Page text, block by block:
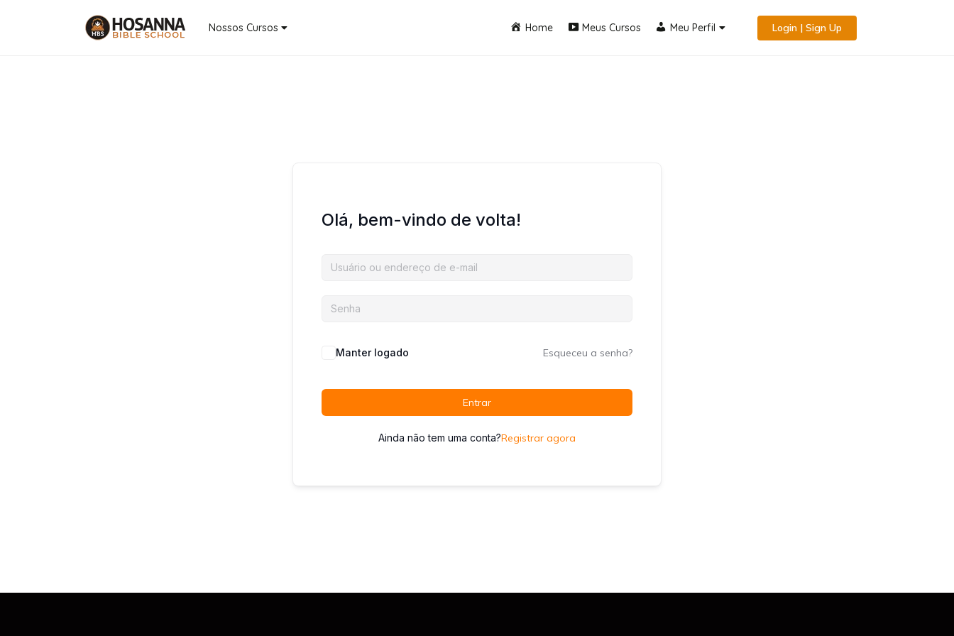
Nossos Cursos Home Meus Cursos Meu Perfil Login | Sign Up
Olá, bem-vindo de volta!
Manter logado Esqueceu a senha?
Entrar
Ainda não tem uma conta?Registrar agora